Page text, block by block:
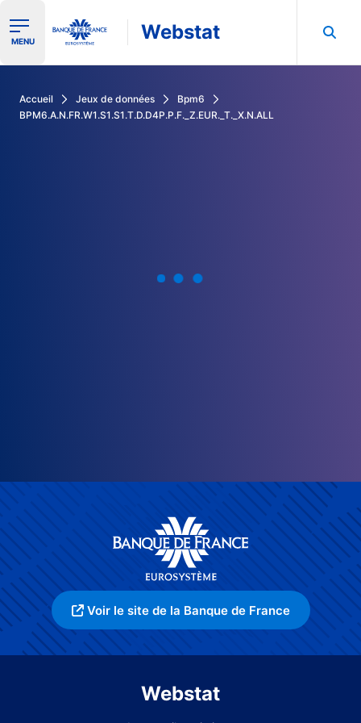
Ouvrir le menu de navigation
MENU Webstat
Accueil Jeux de données
Bpm6
BPM6.A.N.FR.W1.S1.S1.T.D.D4P.P.F._Z.EUR._T._X.N.ALL
Voir le site de la Banque de France
Webstat